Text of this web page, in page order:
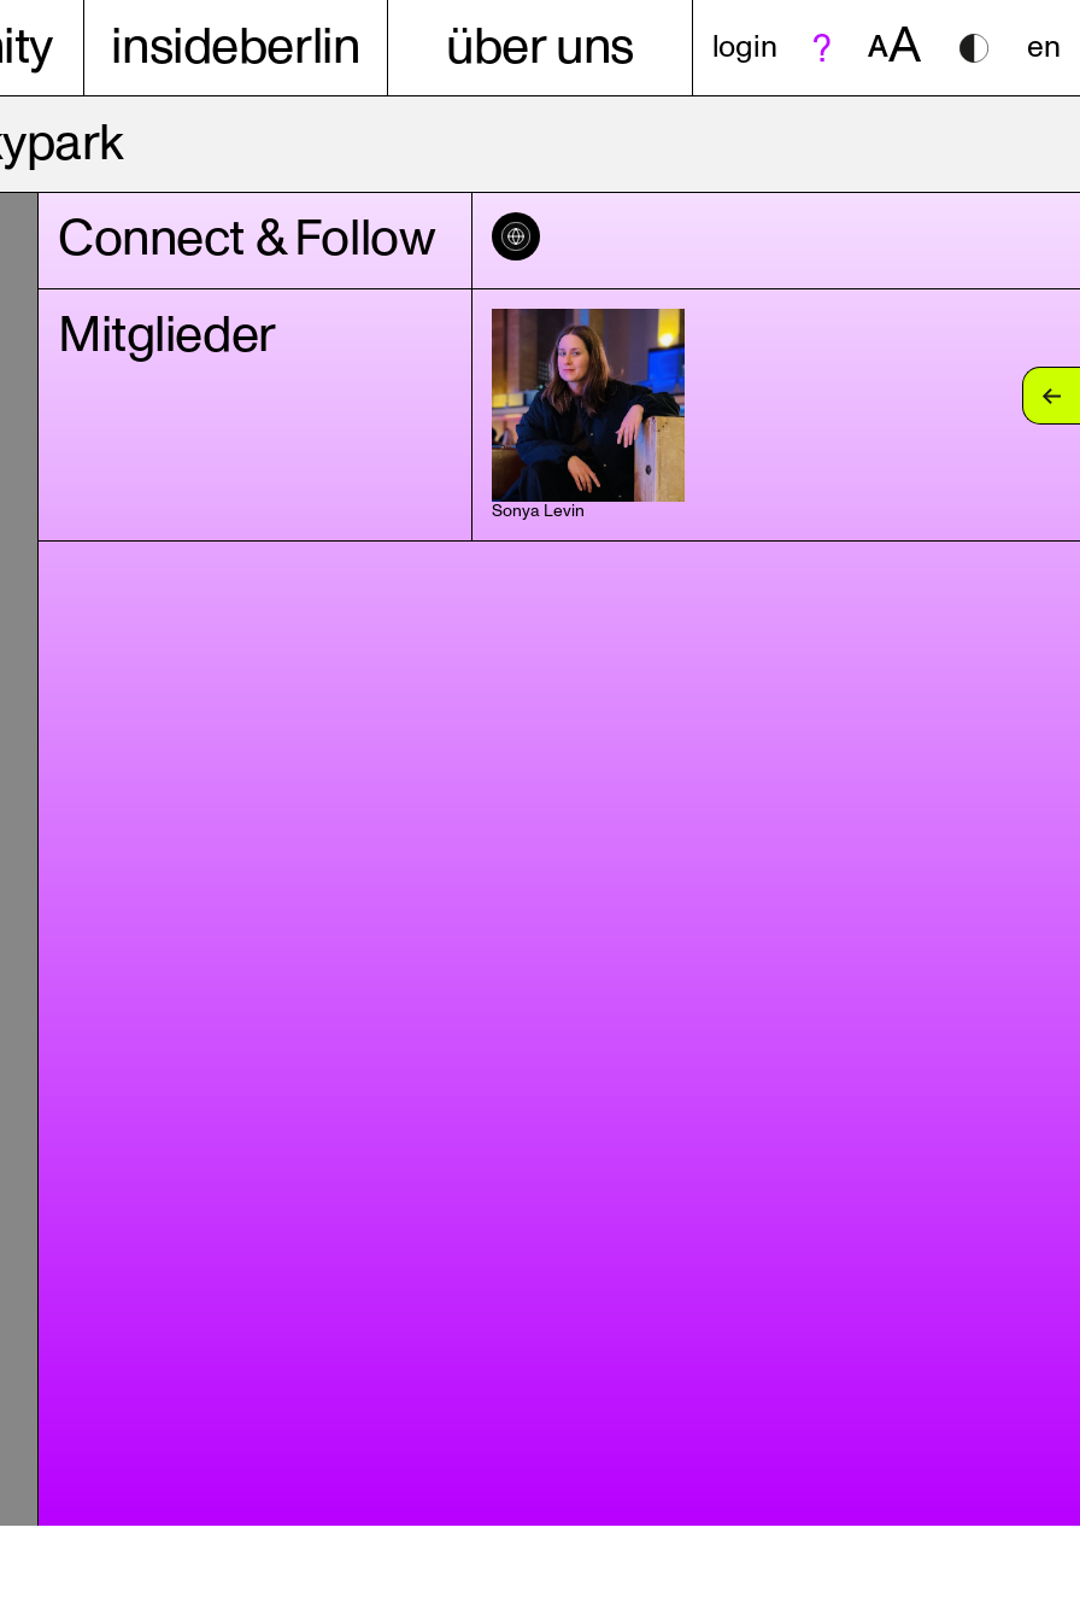
insideberlin über uns login AA en
Connect & Follow
Mitglieder
Sonya Levin